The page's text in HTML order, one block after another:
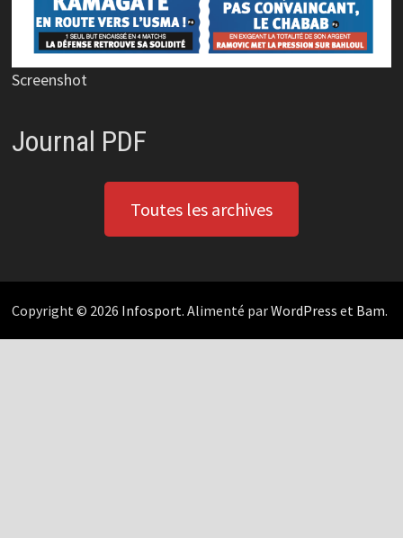
Screenshot
Journal PDF
Toutes les archives
Copyright © 2026 Infosport. Alimenté parWordPress et Bam.